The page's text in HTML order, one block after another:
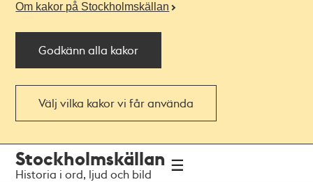
Om kakor på Stockholmskällan
Godkänn alla kakor
Välj vilka kakor vi får använda
navigationen
huvudinnehållet
Stockholmskällan
Historia i ord, ljud och bild